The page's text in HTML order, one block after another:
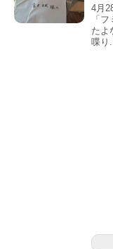
4月
「
たよ
喋り